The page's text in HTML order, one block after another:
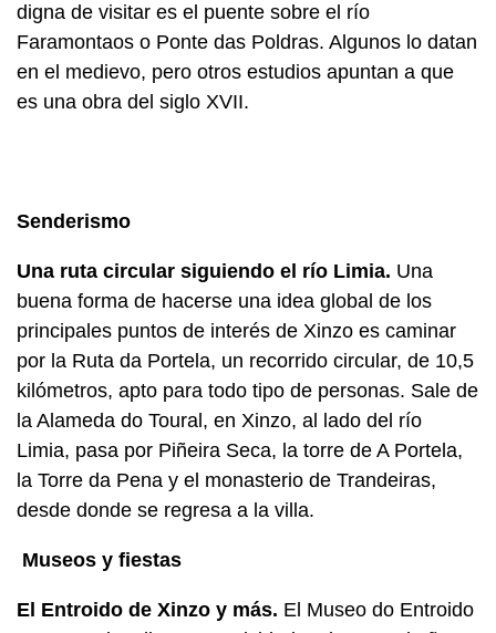
digna de visitar es el puente sobre el río
Faramontaos o Ponte das Poldras. Algunos lo datan
en el medievo, pero otros estudios apuntan a que
es una obra del siglo XVII.
Senderismo
Una ruta circular siguiendo el río Limia. Una
buena forma de hacerse una idea global de los
principales puntos de interés de Xinzo es caminar
por la Ruta da Portela, un recorrido circular, de 10,5
kilómetros, apto para todo tipo de personas. Sale de
la Alameda do Toural, en Xinzo, al lado del río
Limia, pasa por Piñeira Seca, la torre de A Portela,
la Torre da Pena y el monasterio de Trandeiras,
desde donde se regresa a la villa.
Museos y fiestas
El Entroido de Xinzo y más. El Museo do Entroido